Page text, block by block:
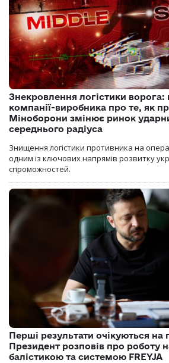
Знекровлення логістики ворога:
компанії-виробника про те, як
Міноборони змінює ринок
середнього радіуса
Знищення логістики противника на
одним із ключових напрямів розвитку
спроможностей.
Перші результати очікуються на
Президент розповів про роботу
балістикою та системою FREYJA